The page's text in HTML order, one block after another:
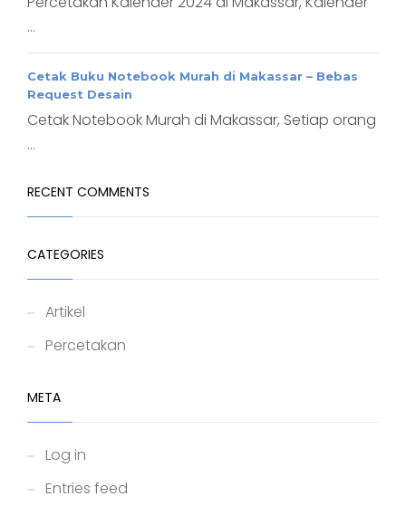
...
Cetak Buku Notebook Murah di Makassar – Bebas
Request Desain
Cetak Notebook Murah di Makassar, Setiap orang
...
RECENT COMMENTS
CATEGORIES
Artikel
Percetakan
META
Log in
Entries feed